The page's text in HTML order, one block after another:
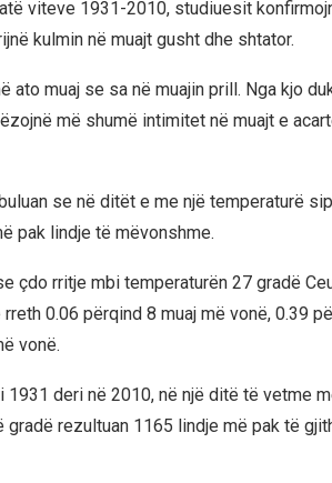
viteve 1931-2010, studiuesit
kulmin në muajt gusht dhe shtator.
ato muaj se sa në muajin prill. Nga kjo
më shumë intimitet në muajt e
se në ditët e me një temperaturë
pak lindje të mëvonshme.
çdo rritje mbi temperaturën 27 gradë
0.06 përqind 8 muaj më vonë, 0.39
vonë.
deri në 2010, në një ditë të vetme
rezultuan 1165 lindje më pak të